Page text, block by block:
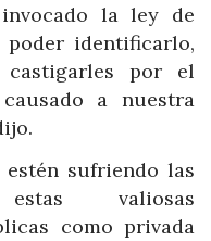
la ley de
poder identificarlo,
castigarles por el
a nuestra
estén sufriendo las
valiosas
como privada